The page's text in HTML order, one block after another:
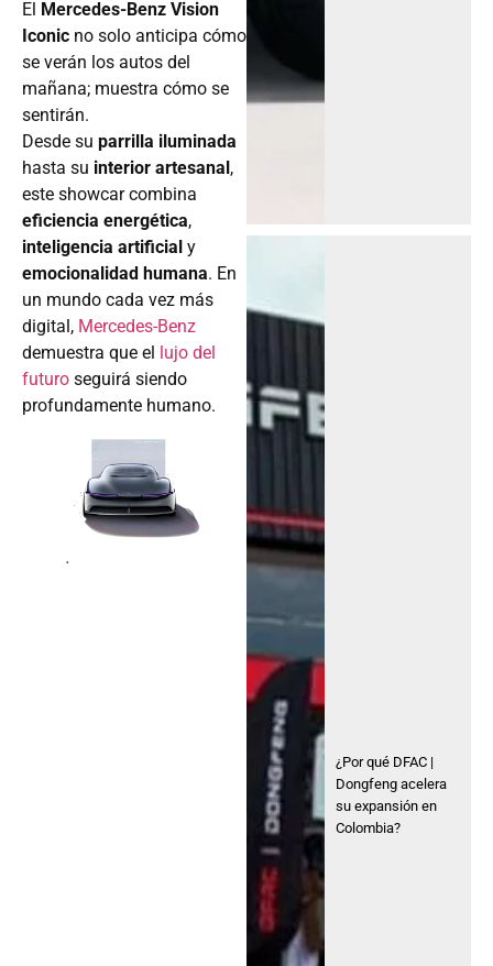
El Mercedes-Benz Vision
Iconic no solo anticipa cómo
se verán los autos del
mañana; muestra cómo se
sentirán.
Desde su parrilla iluminada
hasta su interior artesanal,
este showcar combina
eficiencia energética,
inteligencia artificial y
emocionalidad humana. En
un mundo cada vez más
digital, Mercedes-Benz
demuestra que el lujo del
futuro seguirá siendo
profundamente humano.
.
¿Por qué DFAC |
Dongfeng acelera
su expansión en
Colombia?